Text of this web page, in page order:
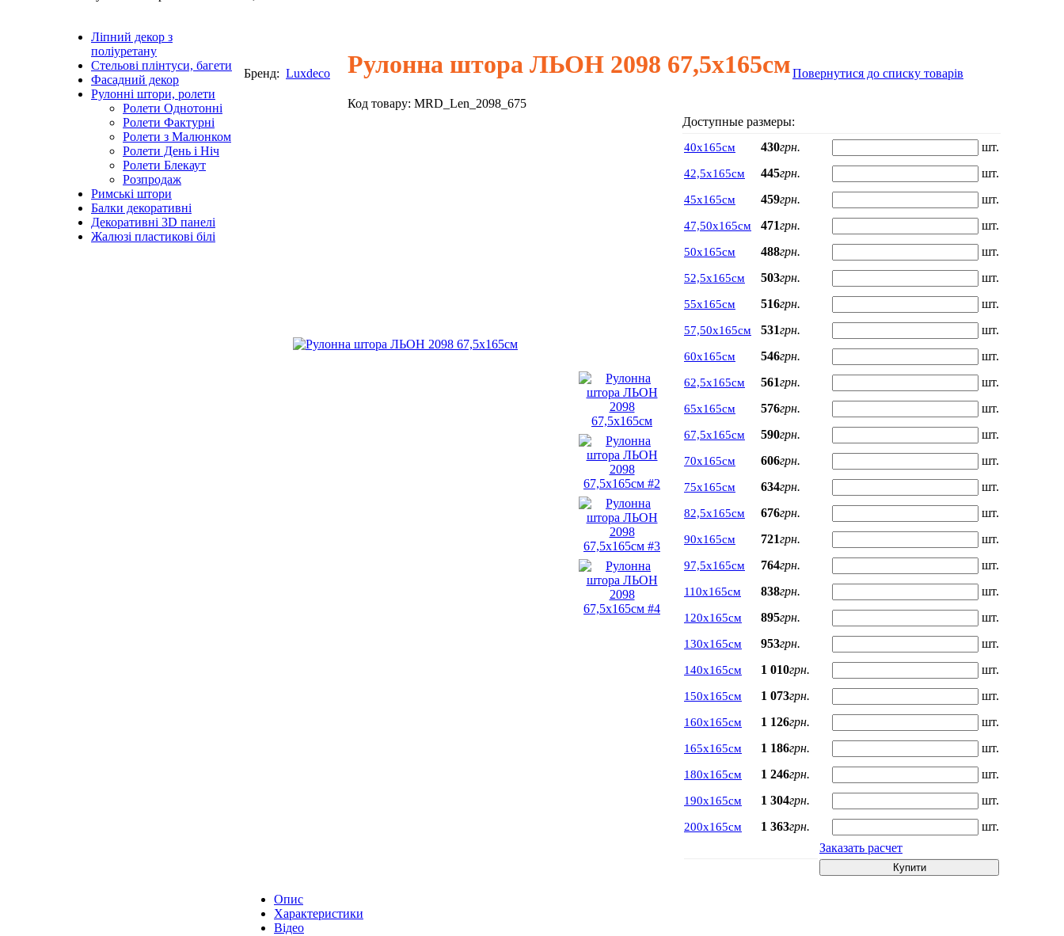
Бренд: Luxdeco Рулонна штора ЛЬОН 2098 67,5х165см
Код товару: MRD_Len_2098_675
Повернутися до списку товарів
Доступные размеры:
40х165см 430грн. шт.
42,5х165см 445грн. шт.
45х165см 459грн. шт.
47,50х165см 471грн. шт.
50х165см 488грн. шт.
52,5х165см 503грн. шт.
55х165см 516грн. шт.
57,50х165см 531грн. шт.
60х165см 546грн. шт.
62,5х165см 561грн. шт.
65х165см 576грн. шт.
67,5х165см 590грн. шт.
70х165см 606грн. шт.
75х165см 634грн. шт.
82,5х165см 676грн. шт.
90х165см 721грн. шт.
97,5х165см 764грн. шт.
110х165см 838грн. шт.
120х165см 895грн. шт.
130х165см 953грн. шт.
140х165см 1 010грн. шт.
150х165см 1 073грн. шт.
160х165см 1 126грн. шт.
165х165см 1 186грн. шт.
180х165см 1 246грн. шт.
190х165см 1 304грн. шт.
200х165см 1 363грн.
шт.
Заказать расчет
Купити
Опис
Характеристики
Відео
Ліпний декор з
поліуретану
Стельові плінтуси, багети
Фасадний декор
Рулонні штори, ролети
Ролети Однотонні
Ролети Фактурні
Ролети з Малюнком
Ролети День і Ніч
Ролети Блекаут
Розпродаж
Римські штори
Балки декоративні
Декоративні 3D панелі
Жалюзі пластикові білі